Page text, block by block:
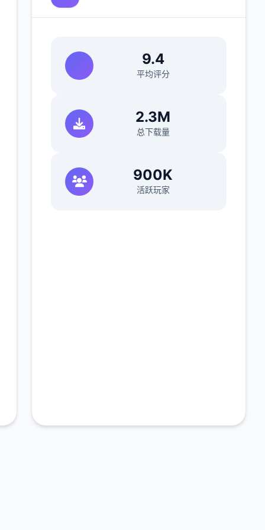
9.4
平均评分
2.3M
总下载量
900K
活跃玩家